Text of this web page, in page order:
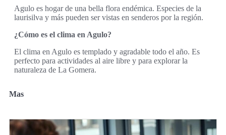
Agulo es hogar de una bella flora endémica. Especies de la
laurisilva y más pueden ser vistas en senderos por la región.
¿Cómo es el clima en Agulo?
El clima en Agulo es templado y agradable todo el año. Es
perfecto para actividades al aire libre y para explorar la
naturaleza de La Gomera.
Mas